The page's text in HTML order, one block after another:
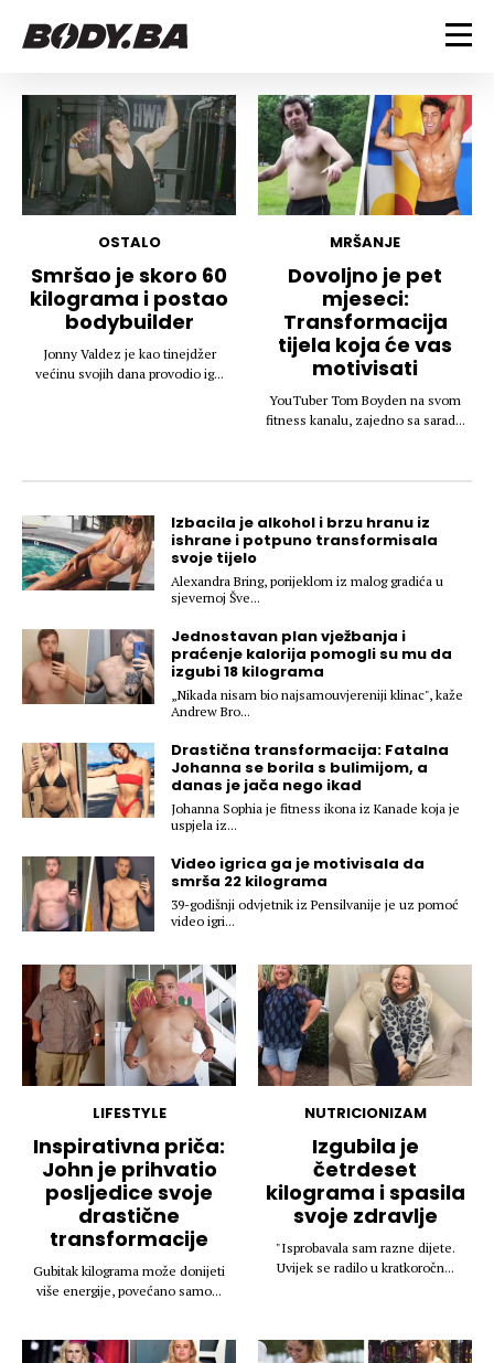
FITNESS
Vježbanje
Mršanje
Discipline
Indoor & Outdoor
BODYBUILDING
Trening i vježbe
Takmičarski bodybuilding
Savjeti
Ostalo
Dijete
Nutricionizam
Recepti
Suplementi
ZDRAVLJE
Um i tijelo
Povrede i bolesti
LIFESTYLE
Zdravlje
Hedonizam
MAGAZIN
Njega nje
Njega njega
Šminka
KALORIJE
OSTALO
Smršao je skoro 60
kilograma i postao
bodybuilder
Jonny Valdez je kao tinejdžer
većinu svojih dana provodio ig...
MRŠANJE
Dovoljno je pet
mjeseci:
Transformacija
tijela koja će vas
motivisati
YouTuber Tom Boyden na svom
fitness kanalu, zajedno sa sarad...
Izbacila je alkohol i brzu hranu iz
ishrane i potpuno transformisala
svoje tijelo
Alexandra Bring, porijeklom iz malog gradića u
sjevernoj Šve...
Jednostavan plan vježbanja i
praćenje kalorija pomogli su mu da
izgubi 18 kilograma
„Nikada nisam bio najsamouvjereniji klinac", kaže
Andrew Bro...
Drastična transformacija: Fatalna
Johanna se borila s bulimijom, a
danas je jača nego ikad
Johanna Sophia je fitness ikona iz Kanade koja je
uspjela iz...
Video igrica ga je motivisala da
smrša 22 kilograma
39-godišnji odvjetnik iz Pensilvanije je uz pomoć
video igri...
LIFESTYLE
Inspirativna priča:
John je prihvatio
posljedice svoje
drastične
transformacije
Gubitak kilograma može donijeti
više energije, povećano samo...
NUTRICIONIZAM
Izgubila je
četrdeset
kilograma i spasila
svoje zdravlje
"Isprobavala sam razne dijete.
Uvijek se radilo u kratkoročn...